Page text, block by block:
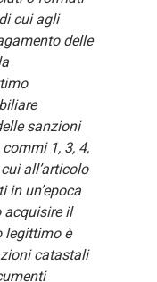
cui agli
delle
sanzioni
1, 3, 4,
all’articolo
in un’epoca
acquisire il
legittimo è
catastali